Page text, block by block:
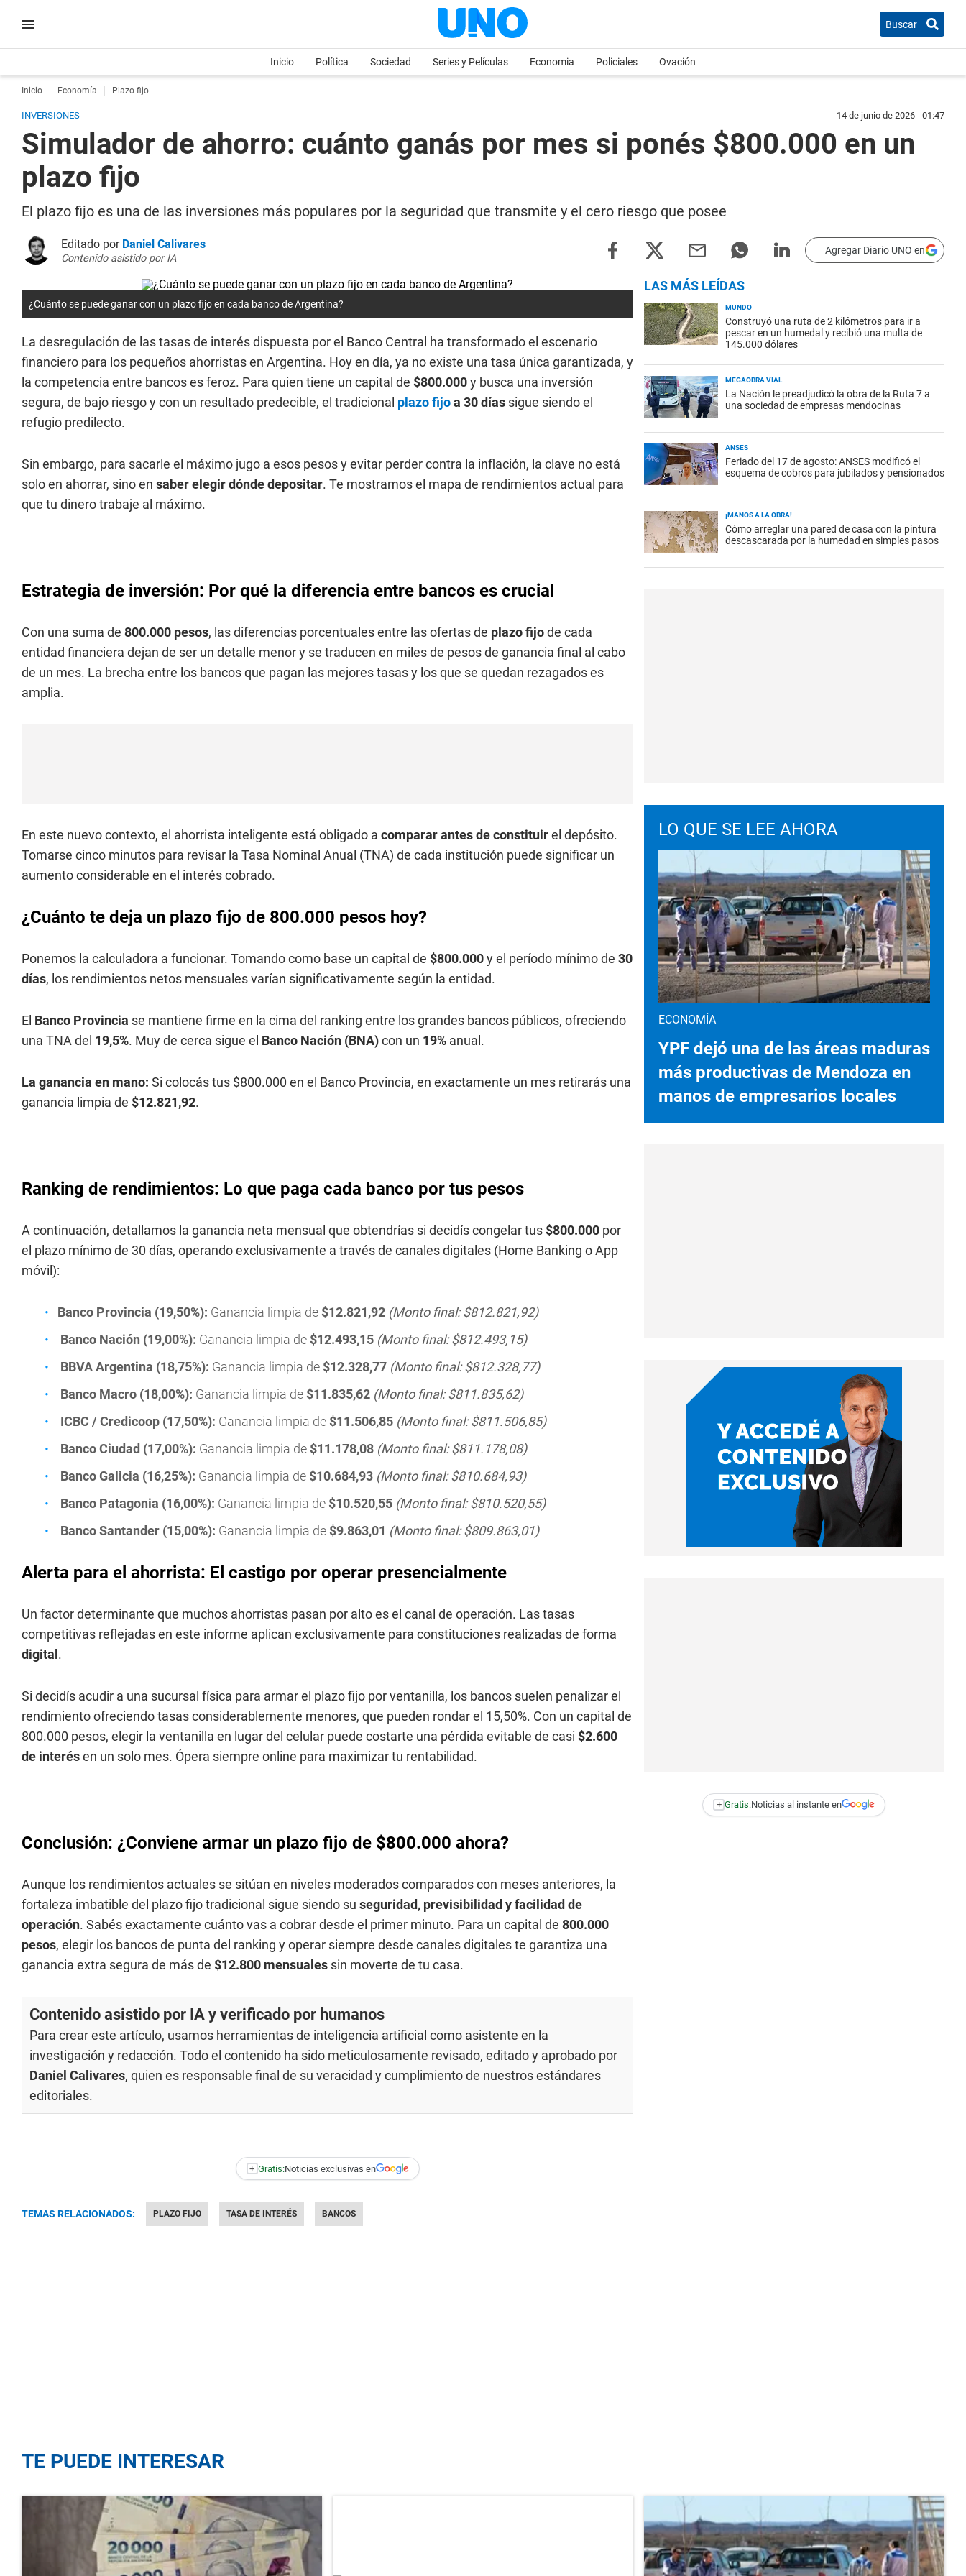
Buscar
Inicio Política Sociedad Series y Películas Economia Policiales Ovación
Inicio Economía Plazo fijo
INVERSIONES 14 de junio de 2026 - 01:47
Simulador de ahorro: cuánto ganás por mes si ponés $800.000 en un
plazo fijo
El plazo fijo es una de las inversiones más populares por la seguridad que transmite y el cero riesgo que posee
Editado por Daniel Calivares
Contenido asistido por IA
Agregar Diario UNO en
¿Cuánto se puede ganar con un plazo fijo en cada banco de Argentina?
La desregulación de las tasas de interés dispuesta por el Banco Central ha transformado el escenario
financiero para los pequeños ahorristas en Argentina. Hoy en día, ya no existe una tasa única garantizada, y
la competencia entre bancos es feroz. Para quien tiene un capital de $800.000y busca una inversión
segura, de bajo riesgo y con un resultado predecible, el tradicional plazo fijoa 30 días sigue siendo el
refugio predilecto.
Sin embargo, para sacarle el máximo jugo a esos pesos y evitar perder contra la inflación, la clave no está
solo en ahorrar, sino en saber elegir dónde depositar. Te mostramos el mapa de rendimientos actual para
que tu dinero trabaje al máximo.
Estrategia de inversión: Por qué la diferencia entre bancos es crucial
Con una suma de 800.000 pesos, las diferencias porcentuales entre las ofertas de plazo fijode cada
entidad financiera dejan de ser un detalle menor y se traducen en miles de pesos de ganancia final al cabo
de un mes. La brecha entre los bancos que pagan las mejores tasas y los que se quedan rezagados es
amplia.
En este nuevo contexto, el ahorrista inteligente está obligado a comparar antes de constituirel depósito.
Tomarse cinco minutos para revisar la Tasa Nominal Anual (TNA) de cada institución puede significar un
aumento considerable en el interés cobrado.
¿Cuánto te deja un plazo fijo de 800.000 pesos hoy?
Ponemos la calculadora a funcionar. Tomando como base un capital de $800.000y el período mínimo de 30
días, los rendimientos netos mensuales varían significativamente según la entidad.
El Banco Provincia se mantiene firme en la cima del ranking entre los grandes bancos públicos, ofreciendo
una TNA del 19,5%. Muy de cerca sigue el Banco Nación (BNA)con un 19% anual.
La ganancia en mano: Si colocás tus $800.000 en el Banco Provincia, en exactamente un mes retirarás una
ganancia limpia de $12.821,92.
Ranking de rendimientos: Lo que paga cada banco por tus pesos
A continuación, detallamos la ganancia neta mensual que obtendrías si decidís congelar tus $800.000 por
el plazo mínimo de 30 días, operando exclusivamente a través de canales digitales (Home Banking o App
móvil):
Banco Provincia (19,50%): Ganancia limpia de $12.821,92 (Monto final: $812.821,92)
Banco Nación (19,00%): Ganancia limpia de $12.493,15 (Monto final: $812.493,15)
BBVA Argentina (18,75%): Ganancia limpia de $12.328,77 (Monto final: $812.328,77)
Banco Macro (18,00%): Ganancia limpia de $11.835,62 (Monto final: $811.835,62)
ICBC / Credicoop (17,50%): Ganancia limpia de $11.506,85 (Monto final: $811.506,85)
Banco Ciudad (17,00%): Ganancia limpia de $11.178,08 (Monto final: $811.178,08)
Banco Galicia (16,25%): Ganancia limpia de $10.684,93 (Monto final: $810.684,93)
Banco Patagonia (16,00%): Ganancia limpia de $10.520,55 (Monto final: $810.520,55)
Banco Santander (15,00%): Ganancia limpia de $9.863,01 (Monto final: $809.863,01)
Alerta para el ahorrista: El castigo por operar presencialmente
Un factor determinante que muchos ahorristas pasan por alto es el canal de operación. Las tasas
competitivas reflejadas en este informe aplican exclusivamente para constituciones realizadas de forma
digital .
Si decidís acudir a una sucursal física para armar el plazo fijo por ventanilla, los bancos suelen penalizar el
rendimiento ofreciendo tasas considerablemente menores, que pueden rondar el 15,50%. Con un capital de
800.000 pesos, elegir la ventanilla en lugar del celular puede costarte una pérdida evitable de casi $2.600
de interésen un solo mes. Ópera siempre online para maximizar tu rentabilidad.
Conclusión: ¿Conviene armar un plazo fijo de $800.000 ahora?
Aunque los rendimientos actuales se sitúan en niveles moderados comparados con meses anteriores, la
fortaleza imbatible del plazo fijo tradicional sigue siendo su seguridad, previsibilidad y facilidad de
operación. Sabés exactamente cuánto vas a cobrar desde el primer minuto. Para un capital de 800.000
pesos, elegir los bancos de punta del ranking y operar siempre desde canales digitales te garantiza una
ganancia extra segura de más de $12.800 mensuales sin moverte de tu casa.
Contenido asistido por IA y verificado por humanos
Para crear este artículo, usamos herramientas de inteligencia artificial como asistente en la
investigación y redacción. Todo el contenido ha sido meticulosamente revisado, editado y aprobado por
Daniel Calivares, quien es responsable final de su veracidad y cumplimiento de nuestrosestándares
editoriales.
+ Gratis:Noticias exclusivas en
TEMAS RELACIONADOS: PLAZO FIJO TASA DE INTERÉS BANCOS
LAS MÁS LEÍDAS
MUNDO
Construyó una ruta de 2 kilómetros para ir a
pescar en un humedal y recibió una multa de
145.000 dólares
MEGAOBRA VIAL
La Nación le preadjudicó la obra de la Ruta 7 a
una sociedad de empresas mendocinas
ANSES
Feriado del 17 de agosto: ANSES modificó el
esquema de cobros para jubilados y pensionados
¡MANOS A LA OBRA!
Cómo arreglar una pared de casa con la pintura
descascarada por la humedad en simples pasos
LO QUE SE LEE AHORA
ECONOMÍA
YPF dejó una de las áreas maduras
más productivas de Mendoza en
manos de empresarios locales
+ Gratis:Noticias al instante en
TE PUEDE INTERESAR